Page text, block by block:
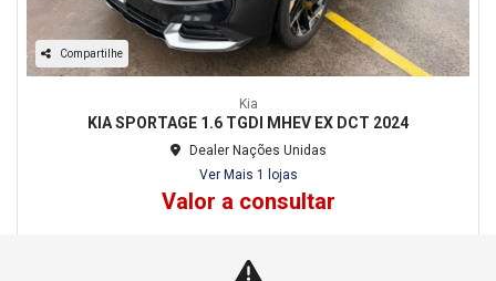
Compartilhe
Kia
KIA SPORTAGE 1.6 TGDI MHEV EX DCT 2024
Dealer Nações Unidas
Ver Mais 1 lojas
Valor a consultar